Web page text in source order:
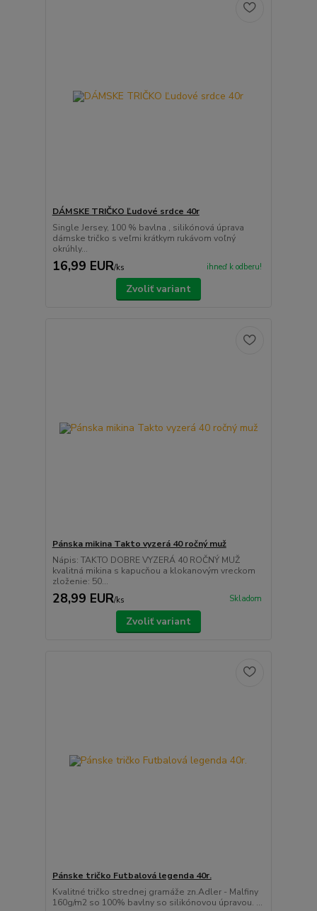
DÁMSKE TRIČKO Ľudové srdce 40r
Single Jersey, 100 % bavlna , silikónová úprava
dámske tričko s veľmi krátkym rukávom voľný
okrúhly...
16,99 EUR/ks ihneď k odberu!
Zvoliť variant
Pánska mikina Takto vyzerá 40 ročný muž
Nápis: TAKTO DOBRE VYZERÁ 40 ROČNÝ MUŽ
kvalitná mikina s kapucňou a klokanovým vreckom
zloženie: 50...
28,99 EUR/ks Skladom
Zvoliť variant
Pánske tričko Futbalová legenda 40r.
Kvalitné tričko strednej gramáže zn.Adler - Malfiny
160g/m2 so 100% bavlny so silikónovou úpravou. ...